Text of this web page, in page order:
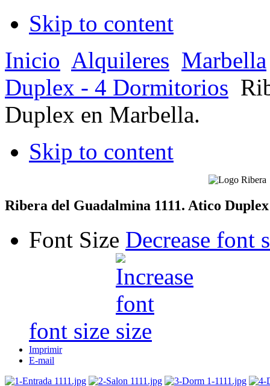
Skip to content
Inicio Alquileres Marbella
Duplex - 4 Dormitorios
Duplex en Marbella.
Skip to content
Ribera del Guadalmina 1111. Atico
Font Size Decrease font
font size
Imprimir
E-mail